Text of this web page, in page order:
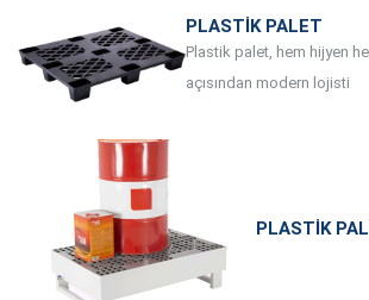
PLASTIK PALET
Plastik palet, hem hijyen
açısından modern lojisti
PLASTIK